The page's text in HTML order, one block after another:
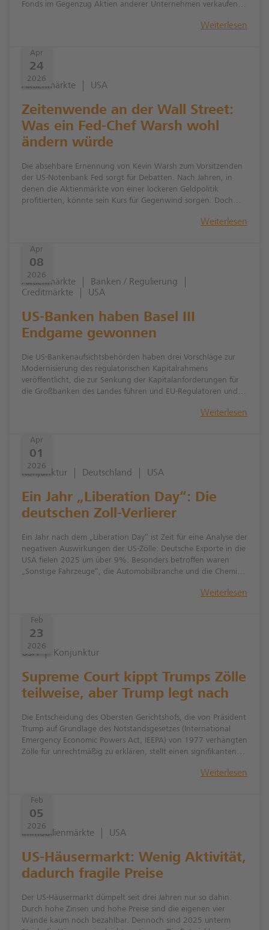
Fonds im Gegenzug Aktien anderer Unternehmen verkaufen.
Weiterlesen
Apr
24
2026
Aktienmärkte USA
Zeitenwende an der Wall Street:
Was ein Fed-Chef Warsh wohl
ändern würde
Die absehbare Ernennung von Kevin Warsh zum Vorsitzenden
der US-Notenbank Fed sorgt für Debatten. Nach Jahren, in
denen die Aktienmärkte von einer lockeren Geldpolitik
profitierten, könnte sein Kurs für Gegenwind sorgen. Doch
Weiterlesen
Apr
08
2026
Aktienmärkte
Banken / Regulierung
Creditmärkte
USA
US-Banken haben Basel III
Endgame gewonnen
Die US-Bankenaufsichtsbehörden haben drei Vorschläge zur
Modernisierung des regulatorischen Kapitalrahmens
veröffentlicht, die zur Senkung der Kapitalanforderungen für
die Großbanken des Landes führen und EU-Regulatoren und
„Wettlauf nach unten“ geht zu Lasten der Bondinvestoren.
Weiterlesen
Apr
01
2026
Konjunktur Deutschland USA
Ein Jahr „Liberation Day“: Die
deutschen Zoll-Verlierer
Ein Jahr nach dem „Liberation Day“ ist Zeit für eine Analyse der
negativen Auswirkungen der US-Zölle: Deutsche Exporte in die
USA fielen 2025 um über 9%. Besonders betroffen waren
„Sonstige Fahrzeuge“, die Automobilbranche und die Chemie.
Weiterlesen
Feb
23
2026
USA Konjunktur
Supreme Court kippt Trumps Zölle
teilweise, aber Trump legt nach
Die Entscheidung des Obersten Gerichtshofs, die von Präsident
Trump auf Grundlage des Notstandsgesetzes (International
Emergency Economic Powers Act, IEEPA) von 1977 verhängten
Zölle für unrechtmäßig zu erklären, stellt einen signifikanten
Weiterlesen
Feb
05
2026
Immobilienmärkte USA
US-Häusermarkt: Wenig Aktivität,
dadurch fragile Preise
Der US-Häusermarkt dümpelt seit drei Jahren nur so dahin.
Durch hohe Zinsen und hohe Preise sind die eigenen vier
Wände kaum noch bezahlbar. Dennoch sind 2025 unterm